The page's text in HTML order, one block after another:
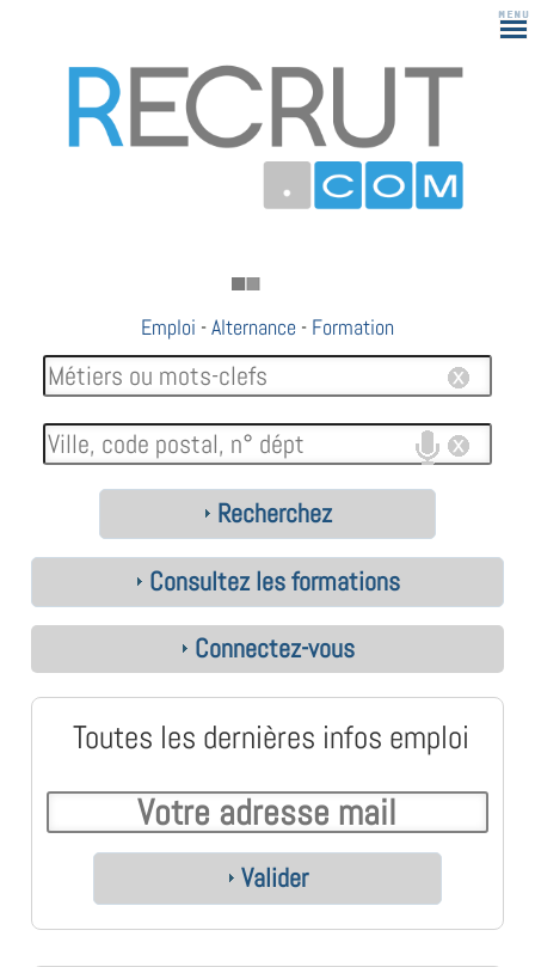
Emploi -Alternance - Formation
Recherchez
Consultez les formations
Connectez-vous
Toutes les dernières infos emploi
Valider